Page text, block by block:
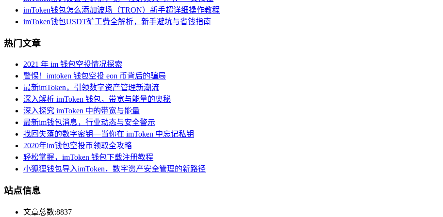
imToken钱包怎么添加波场（TRON）新手超详细操作教程
imToken钱包USDT矿工费全解析，新手避坑与省钱指南
热门文章
2021 年 im 钱包空投情况探索
警惕！imtoken 钱包空投 eon 币背后的骗局
最新imToken，引领数字资产管理新潮流
深入解析 imToken 钱包，带宽与能量的奥秘
深入探究 imToken 中的带宽与能量
最新im钱包消息，行业动态与安全警示
找回失落的数字密钥—当你在 imToken 中忘记私钥
2020年im钱包空投币领取全攻略
轻松掌握，imToken 钱包下载注册教程
小狐狸钱包导入imToken，数字资产安全管理的新路径
站点信息
文章总数:8837